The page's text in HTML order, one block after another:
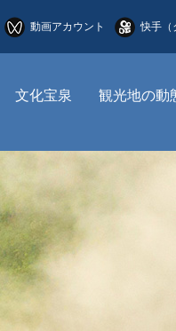
動画アカウント 快手（
文化宝泉 観光地の動